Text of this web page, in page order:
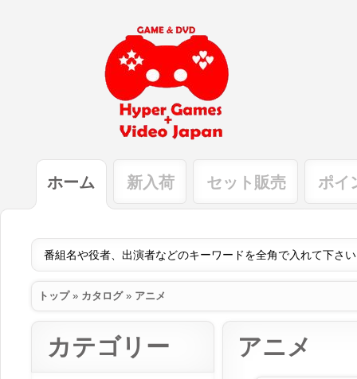
ホーム 新入荷 セット販売 ポイ
トップ» カタログ» アニメ
アニメ
カテゴリー